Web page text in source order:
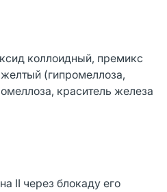
коллоидный, премикс
(гипромеллоза,
краситель железа
II через блокаду его